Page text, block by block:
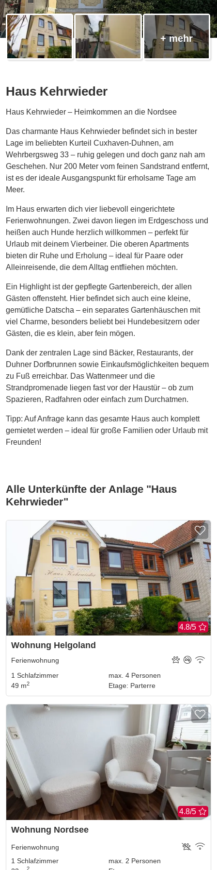
Haus Kehrwieder
Haus Kehrwieder – Heimkommen an die Nordsee
Das charmante Haus Kehrwieder befindet sich in bester
Lage im beliebten Kurteil Cuxhaven-Duhnen, am
Wehrbergsweg 33 – ruhig gelegen und doch ganz nah am
Geschehen. Nur 200 Meter vom feinen Sandstrand entfernt,
ist es der ideale Ausgangspunkt für erholsame Tage am
Meer.
Im Haus erwarten dich vier liebevoll eingerichtete
Ferienwohnungen. Zwei davon liegen im Erdgeschoss und
heißen auch Hunde herzlich willkommen – perfekt für
Urlaub mit deinem Vierbeiner. Die oberen Apartments
bieten dir Ruhe und Erholung – ideal für Paare oder
Alleinreisende, die dem Alltag entfliehen möchten.
Ein Highlight ist der gepflegte Gartenbereich, der allen
Gästen offensteht. Hier befindet sich auch eine kleine,
gemütliche Datscha – ein separates Gartenhäuschen mit
viel Charme, besonders beliebt bei Hundebesitzern oder
Gästen, die es klein, aber fein mögen.
Dank der zentralen Lage sind Bäcker, Restaurants, der
Duhner Dorfbrunnen sowie Einkaufsmöglichkeiten bequem
zu Fuß erreichbar. Das Wattenmeer und die
Strandpromenade liegen fast vor der Haustür – ob zum
Spazieren, Radfahren oder einfach zum Durchatmen.
Tipp: Auf Anfrage kann das gesamte Haus auch komplett
gemietet werden – ideal für große Familien oder Urlaub mit
Freunden!
Alle Unterkünfte der Anlage "Haus
Kehrwieder"
4.8/5
Wohnung Helgoland
Ferienwohnung
1 Schlafzimmer
49 m2
max. 4 Personen
Etage: Parterre
4.8/5
Wohnung Nordsee
Ferienwohnung
1 Schlafzimmer
2
max. 2 Personen